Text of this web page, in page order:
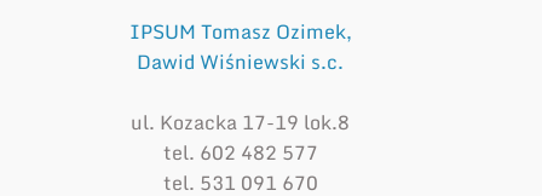
IPSUM Tomasz Ozimek,
Dawid Wiśniewski s.c.
ul. Kozacka 17-19 lok.8
tel. 602 482 577
tel. 531 091 670